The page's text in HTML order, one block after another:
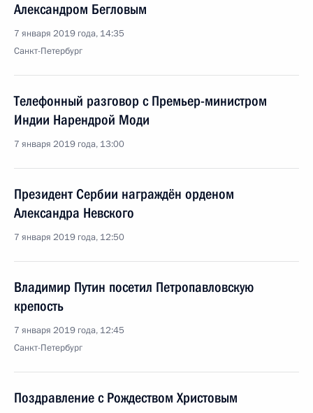
Александром Бегловым
7 января 2019 года, 14:35
Санкт-Петербург
Телефонный разговор с Премьер-министром
Индии Нарендрой Моди
7 января 2019 года, 13:00
Президент Сербии награждён орденом
Александра Невского
7 января 2019 года, 12:50
Владимир Путин посетил Петропавловскую
крепость
7 января 2019 года, 12:45
Санкт-Петербург
Поздравление с Рождеством Христовым